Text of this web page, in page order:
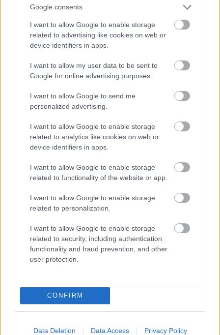
Google consents
I want to allow Google to enable storage
related to advertising like cookies on web or
device identifiers in apps.
I want to allow my user data to be sent to
Google for online advertising purposes.
I want to allow Google to send me
personalized advertising.
I want to allow Google to enable storage
related to analytics like cookies on web or
device identifiers in apps.
I want to allow Google to enable storage
related to functionality of the website or app.
I want to allow Google to enable storage
related to personalization.
I want to allow Google to enable storage
related to security, including authentication
functionality and fraud prevention, and other
user protection.
CONFIRM
Data Deletion Data Access Privacy Policy
2011.
Fotó: Randy Brooke / Getty Images Hungary
Jön még kép!